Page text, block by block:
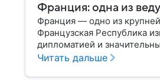
Франция: одна из
Франция — одно из
Французская Республика
дипломатией и
о ней.
Читать дальше